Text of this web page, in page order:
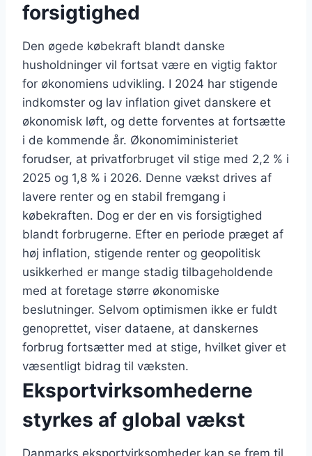
forsigtighed
Den øgede købekraft blandt danske
husholdninger vil fortsat være en vigtig faktor
for økonomiens udvikling. I 2024 har stigende
indkomster og lav inflation givet danskere et
økonomisk løft, og dette forventes at fortsætte
i de kommende år. Økonomiministeriet
forudser, at privatforbruget vil stige med 2,2 % i
2025 og 1,8 % i 2026. Denne vækst drives af
lavere renter og en stabil fremgang i
købekraften. Dog er der en vis forsigtighed
blandt forbrugerne. Efter en periode præget af
høj inflation, stigende renter og geopolitisk
usikkerhed er mange stadig tilbageholdende
med at foretage større økonomiske
beslutninger. Selvom optimismen ikke er fuldt
genoprettet, viser dataene, at danskernes
forbrug fortsætter med at stige, hvilket giver et
væsentligt bidrag til væksten.
Eksportvirksomhederne
styrkes af global vækst